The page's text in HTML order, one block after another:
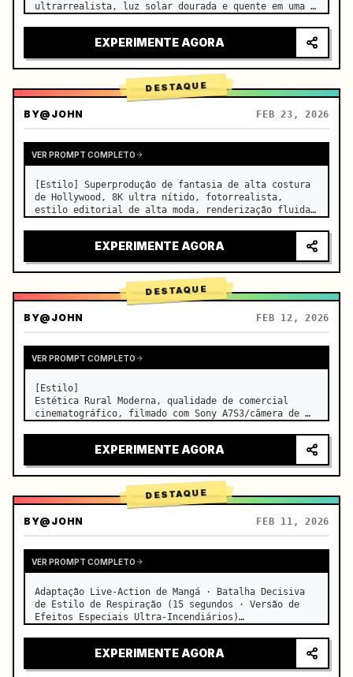
ultrarrealista, luz solar dourada e quente em uma
minúsculas partículas de po…
EXPERIMENTE AGORA
DESTAQUE
BY@JOHN FEB 23, 2026
VER PROMPT COMPLETO
[Estilo] Superprodução de fantasia de alta costura
de Hollywood, 8K ultra nítido, fotorrealista,
estilo editorial de alta moda, renderização fluida
segundos. [Cena] Um Salar de Uyuni (Espelho do Céu)
infinito e real…EXPERIMENTE AGORA
DESTAQUE
BY@JOHN FEB 12, 2026
VER PROMPT COMPLETO
[Estilo]
Estética Rural Moderna, qualidade de comercial
cinematográfico, filmado com Sony A7S3/câmera de
iluminação natural transparente, ASMR curativo, sem
sensação de drama de época.
[Cena]
Uma cozinha moderna de f…
EXPERIMENTE AGORA
DESTAQUE
BY@JOHN FEB 11, 2026
VER PROMPT COMPLETO
Adaptação Live-Action de Mangá · Batalha Decisiva
de Estilo de Respiração (15 segundos · Versão de
Efeitos Especiais Ultra-Incendiários)
Dourado), duelo live-action e…
EXPERIMENTE AGORA